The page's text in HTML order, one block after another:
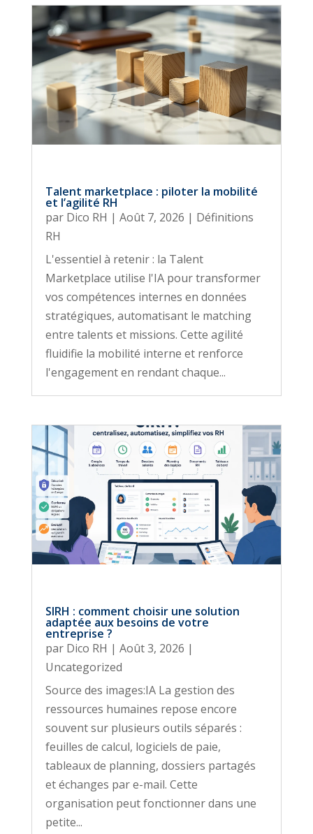
Talent marketplace : piloter la mobilité
et l’agilité RH
par Dico RH | Août 7, 2026 | Définitions
RH
L'essentiel à retenir : la Talent
Marketplace utilise l'IA pour transformer
vos compétences internes en données
stratégiques, automatisant le matching
entre talents et missions. Cette agilité
fluidifie la mobilité interne et renforce
l'engagement en rendant chaque...
SIRH : comment choisir une solution
adaptée aux besoins de votre
entreprise ?
par Dico RH | Août 3, 2026 |
Uncategorized
Source des images:IA La gestion des
ressources humaines repose encore
souvent sur plusieurs outils séparés :
feuilles de calcul, logiciels de paie,
tableaux de planning, dossiers partagés
et échanges par e-mail. Cette
organisation peut fonctionner dans une
petite...